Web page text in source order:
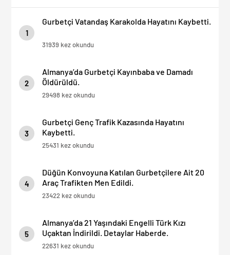
1
Gurbetçi Vatandaş Karakolda Hayatını Kaybetti.
31939 kez okundu
2
Almanya’da Gurbetçi Kayınbaba ve Damadı
Öldürüldü.
29498 kez okundu
3
Gurbetçi Genç Trafik Kazasında Hayatını
Kaybetti.
25431 kez okundu
4
Düğün Konvoyuna Katılan Gurbetçilere Ait 20
Araç Trafikten Men Edildi.
23422 kez okundu
5
Almanya’da 21 Yaşındaki Engelli Türk Kızı
Uçaktan İndirildi. Detaylar Haberde.
22631 kez okundu